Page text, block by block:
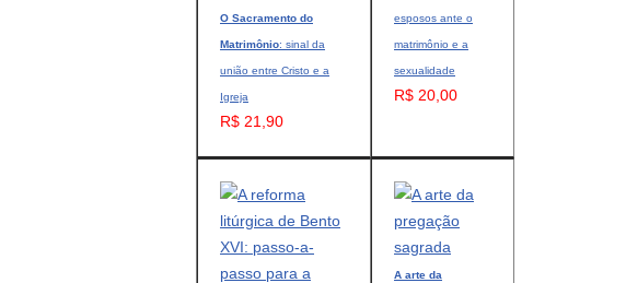
O Sacramento do
Matrimônio: sinal da
união entre Cristo e a
Igreja
R$ 21,90
esposos ante o
matrimônio e a
sexualidade
R$ 20,00
A arte da